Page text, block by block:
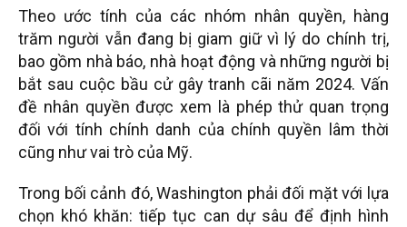
Theo ước tính của các nhóm nhân quyền, hàng
trăm người vẫn đang bị giam giữ vì lý do chính trị,
bao gồm nhà báo, nhà hoạt động và những người bị
bắt sau cuộc bầu cử gây tranh cãi năm 2024. Vấn
đề nhân quyền được xem là phép thử quan trọng
đối với tính chính danh của chính quyền lâm thời
cũng như vai trò của Mỹ.
Trong bối cảnh đó, Washington phải đối mặt với lựa
chọn khó khăn: tiếp tục can dự sâu để định hình